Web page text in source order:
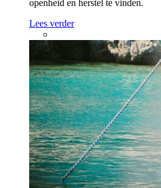
openheid en herstel te vinden.
Lees verder